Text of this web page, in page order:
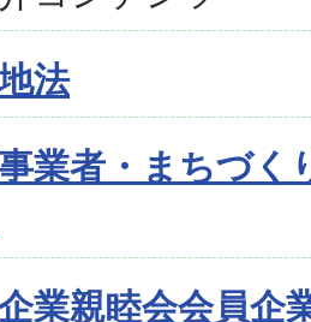
法
業者・まちづく
業親睦会会員企